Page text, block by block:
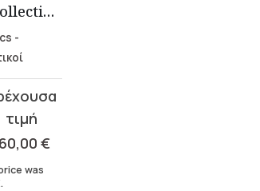
Presocratics Collection (20 volumes)
-
€
was
.